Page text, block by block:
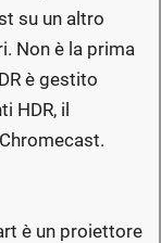
su un altro
Non è la prima
è gestito
HDR, il
è un proiettore